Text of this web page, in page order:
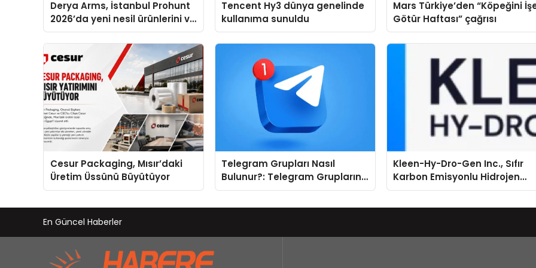
Derya Arms, İstanbul Prohunt
2026’da yeni nesil ürünlerini ve
global marka vizyonunu
sergiledi
Tencent Hy3 dünya genelinde
kullanıma sunuldu
Mars Türkiye’den “Köpeğini
Götür Haftası” çağrısı
Cesur Packaging, Mısır’daki
Üretim Üssünü Büyütüyor
Telegram Grupları Nasıl
Bulunur?: Telegram Gruplarını
Kategorilere Göre Keşfedin
Kleen-Hy-Dro-Gen Inc., Sıfır
Karbon Emisyonlu Hidrojen
Isıtma Teknolojisinde ISO ve
En Güncel Haberler